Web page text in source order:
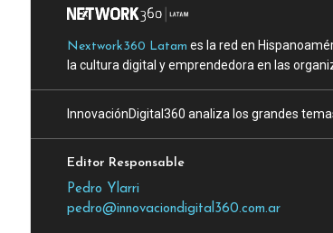
Nextwork360 Latam es la red en
la cultura digital y emprendedora en las
InnovaciónDigital360 analiza los grandes
Editor Responsable
Pedro Ylarri
pedro@innovaciondigital360.com.ar